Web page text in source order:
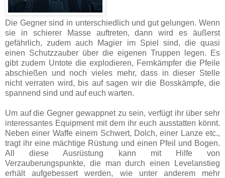
Die Gegner sind in unterschiedlich und gut gelungen. Wenn
sie in schierer Masse auftreten, dann wird es äußerst
gefährlich, zudem auch Magier im Spiel sind, die quasi
einen Schutzzauber über die eigenen Truppen legen. Es
gibt zudem Untote die explodieren, Fernkämpfer die Pfeile
abschießen und noch vieles mehr, dass in dieser Stelle
nicht verraten wird, bis auf sagen wir die Bosskämpfe, die
spannend sind und auf euch warten.
Um auf die Gegner gewappnet zu sein, verfügt ihr über sehr
interessantes Equipment mit dem ihr euch ausstatten könnt.
Neben einer Waffe einem Schwert, Dolch, einer Lanze etc.,
tragt ihr eine mächtige Rüstung und einen Pfeil und Bogen.
All diese Ausrüstung kann mit Hilfe von
Verzauberungspunkte, die man durch einen Levelanstieg
erhält aufgebessert werden, wie unter anderem mehr